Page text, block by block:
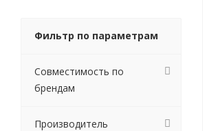
Фильтр по параметрам
Совместимость по
брендам
Производитель